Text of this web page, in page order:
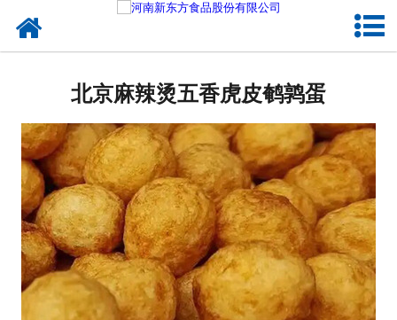
北京熟食品
北京调味品
北京鸡蛋壳粉
北京新东方食品
北京麻辣烫五香虎皮鹌鹑蛋